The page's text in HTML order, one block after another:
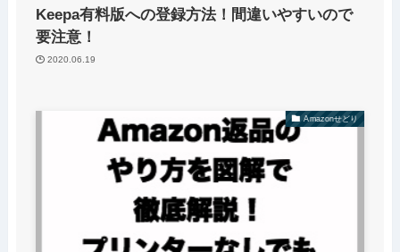
Keepa有料版への登録方法！間違いやすいので
要注意！
2020.06.19
Amazonせどり